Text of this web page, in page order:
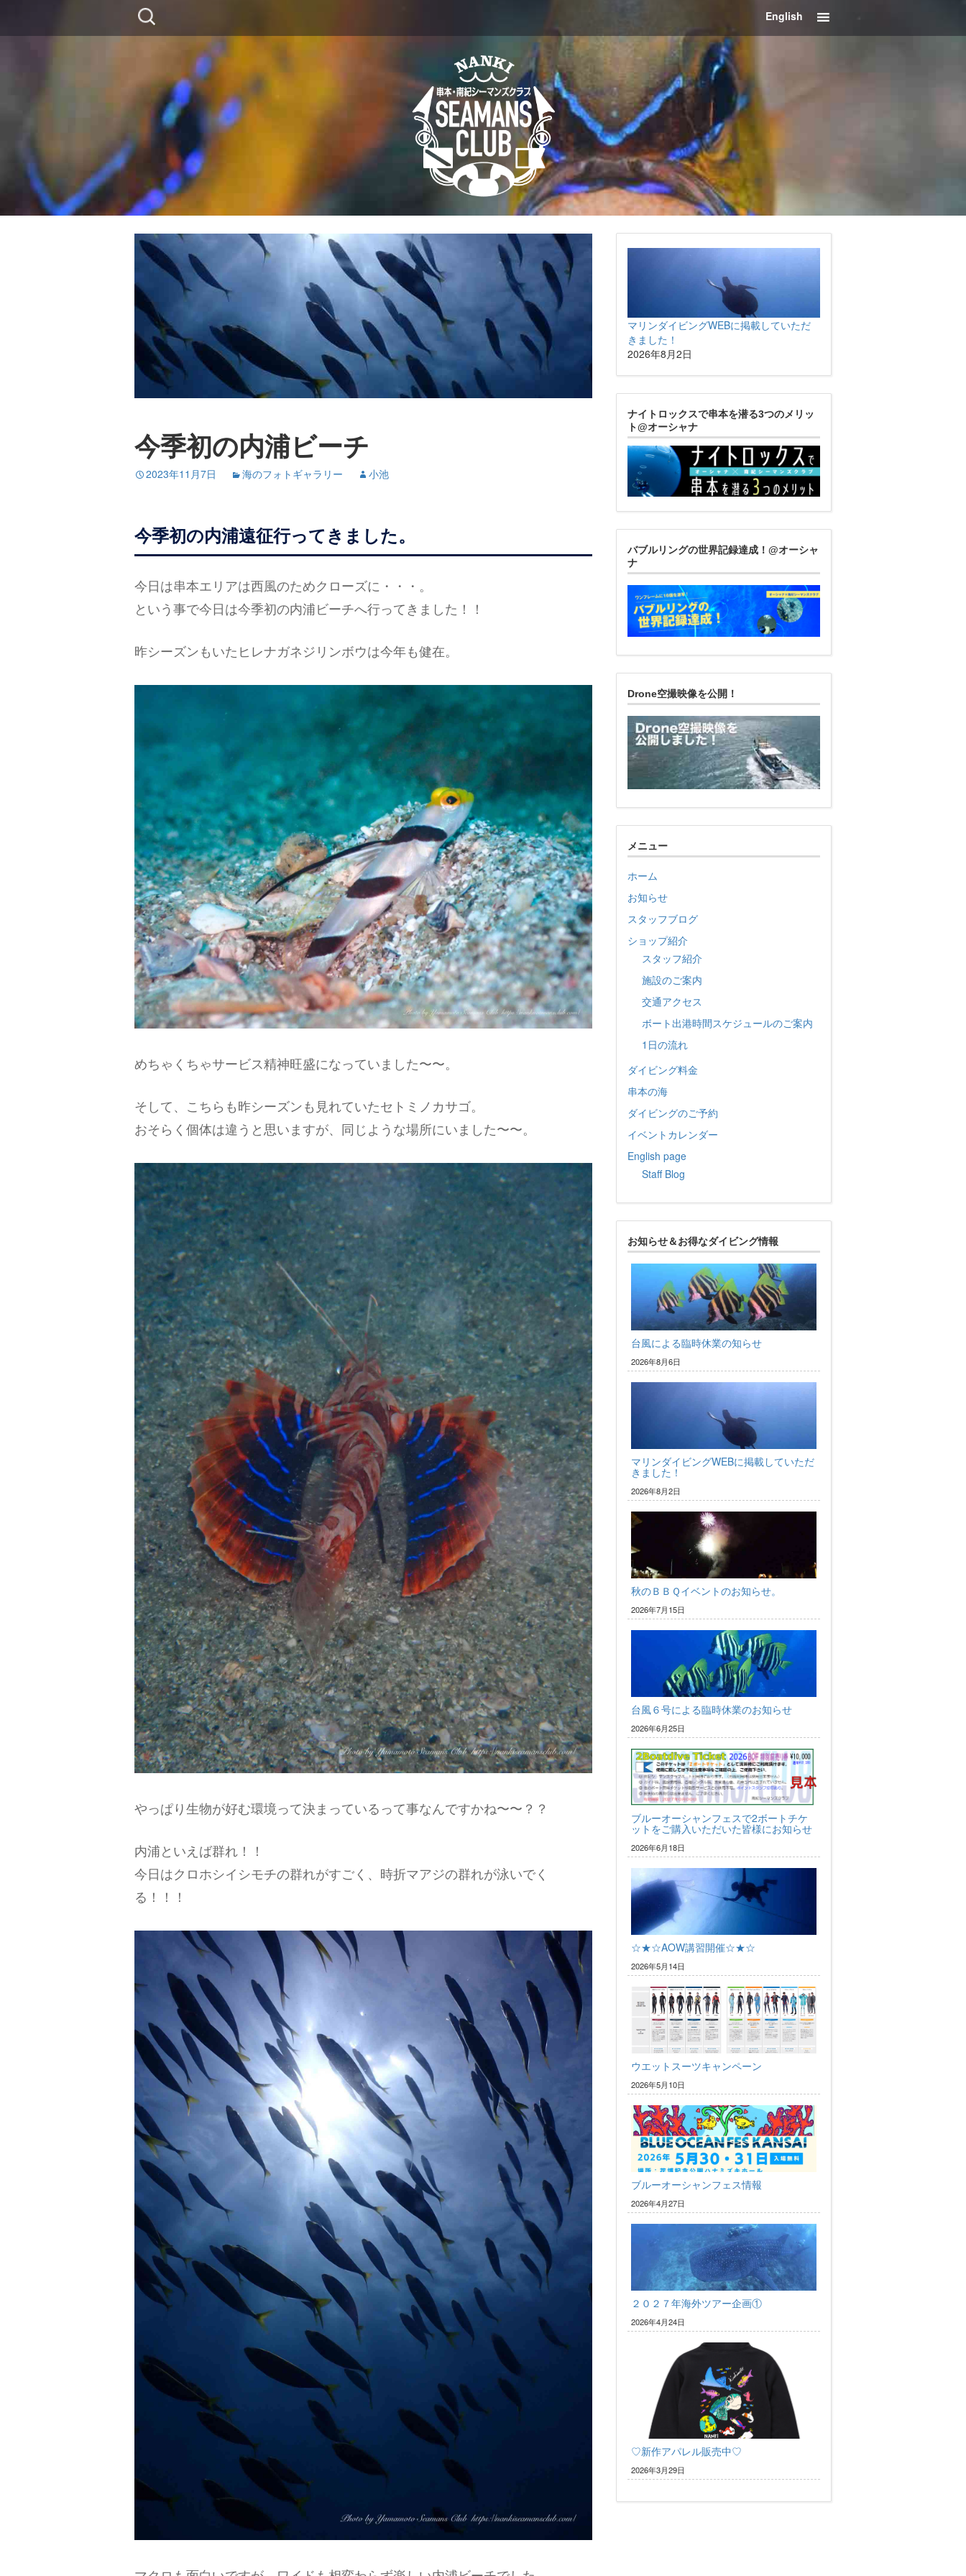
検
索:
コ
ン
テ
English
今季初の内浦ビーチ
2023年11月7日 海のフォトギャラリー 小池
今季初の内浦遠征行ってきました。
今日は串本エリアは西風のためクローズに・・・。
という事で今日は今季初の内浦ビーチへ行ってきました！！
昨シーズンもいたヒレナガネジリンボウは今年も健在。
めちゃくちゃサービス精神旺盛になっていました〜〜。
そして、こちらも昨シーズンも見れていたセトミノカサゴ。
おそらく個体は違うと思いますが、同じような場所にいました〜〜。
やっぱり生物が好む環境って決まっているって事なんですかね〜〜？？
内浦といえば群れ！！
今日はクロホシイシモチの群れがすごく、時折マアジの群れが泳いでく
る！！！
マリンダイビングWEBに掲載していただ
きました！
2026年8月2日
ナイトロックスで串本を潜る3つのメリッ
ト@オーシャナ
バブルリングの世界記録達成！@オーシャ
ナ
Drone空撮映像を公開！
メニュー
ホーム
お知らせ
スタッフブログ
ショップ紹介
スタッフ紹介
施設のご案内
交通アクセス
ボート出港時間スケジュールのご案内
1日の流れ
ダイビング料金
串本の海
ダイビングのご予約
イベントカレンダー
English page
Staff Blog
お知らせ＆お得なダイビング情報
台風による臨時休業の知らせ
2026年8月6日
マリンダイビングWEBに掲載していただ
きました！
2026年8月2日
秋のＢＢＱイベントのお知らせ。
2026年7月15日
台風６号による臨時休業のお知らせ
2026年6月25日
ブルーオーシャンフェスで2ボートチケ
ットをご購入いただいた皆様にお知らせ
2026年6月18日
☆★☆AOW講習開催☆★☆
2026年5月14日
ウエットスーツキャンペーン
2026年5月10日
ブルーオーシャンフェス情報
2026年4月27日
２０２７年海外ツアー企画①
2026年4月24日
♡新作アパレル販売中♡
2026年3月29日